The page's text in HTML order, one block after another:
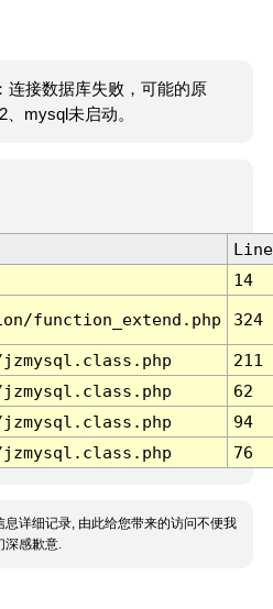
连接数据库失败，可能的原
mysql未启动。
Line
14
function_extend.php 324
211
62
94
76
息详细记录, 由此给您带来的访问不便我
深感歉意.